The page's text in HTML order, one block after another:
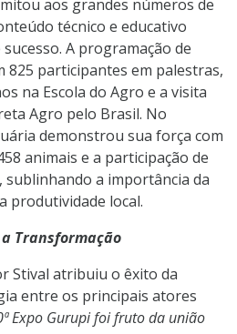
aos grandes números de
técnico e educativo
A programação de
825 participantes em palestras,
na Escola do Agro e a visita
Agro pelo Brasil. No
demonstrou sua força com
animais e a participação de
sublinhando a importância da
produtividade local.
Transformação
Stival atribuiu o êxito da
entre os principais atores
Expo Gurupi foi fruto da união